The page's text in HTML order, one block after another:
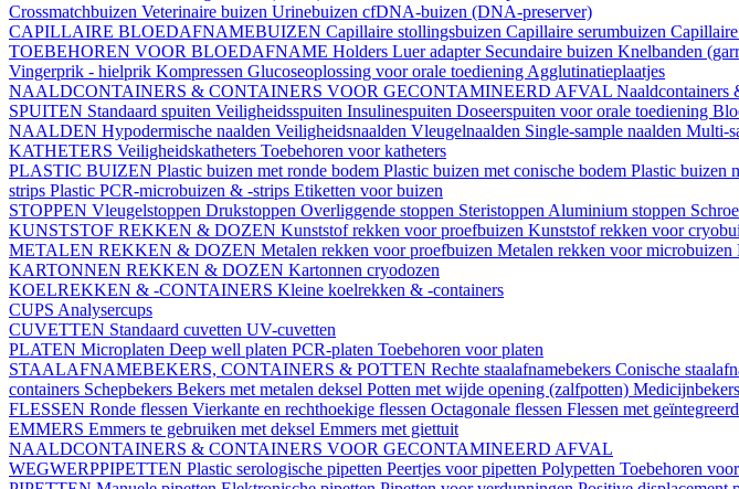
Crossmatchbuizen Veterinaire buizen Urinebuizen cfDNA-buizen (DNA-preserver)
CAPILLAIRE BLOEDAFNAMEBUIZEN Capillaire stollingsbuizen Capillaire serumbuizen
TOEBEHOREN VOOR BLOEDAFNAME Holders Luer adapter Secundaire buizen Knelbanden
Vingerprik - hielprik Kompressen Glucoseoplossing voor orale toediening Agglutinatieplaatjes
NAALDCONTAINERS & CONTAINERS VOOR GECONTAMINEERD AFVAL Naaldcontainers
SPUITEN Standaard spuiten Veiligheidsspuiten Insulinespuiten Doseerspuiten voor orale toediening
NAALDEN Hypodermische naalden Veiligheidsnaalden Vleugelnaalden Single-sample naalden Multi-
KATHETERS Veiligheidskatheters Toebehoren voor katheters
PLASTIC BUIZEN Plastic buizen met ronde bodem Plastic buizen met conische bodem Plastic buizen
strips Plastic PCR-microbuizen & -strips Etiketten voor buizen
STOPPEN Vleugelstoppen Drukstoppen Overliggende stoppen Steristoppen Aluminium stoppen
KUNSTSTOF REKKEN & DOZEN Kunststof rekken voor proefbuizen Kunststof rekken voor
METALEN REKKEN & DOZEN Metalen rekken voor proefbuizen Metalen rekken voor microbuizen
KARTONNEN REKKEN & DOZEN Kartonnen cryodozen
KOELREKKEN & -CONTAINERS Kleine koelrekken & -containers
CUPS Analysercups
CUVETTEN Standaard cuvetten UV-cuvetten
PLATEN Microplaten Deep well platen PCR-platen Toebehoren voor platen
STAALAFNAMEBEKERS, CONTAINERS & POTTEN Rechte staalafnamebekers Conische
containers Schepbekers Bekers met metalen deksel Potten met wijde opening (zalfpotten) Medicijnbekers
FLESSEN Ronde flessen Vierkante en rechthoekige flessen Octagonale flessen Flessen met
EMMERS Emmers te gebruiken met deksel Emmers met giettuit
NAALDCONTAINERS & CONTAINERS VOOR GECONTAMINEERD AFVAL
WEGWERPPIPETTEN Plastic serologische pipetten Peertjes voor pipetten Polypetten Toebehoren